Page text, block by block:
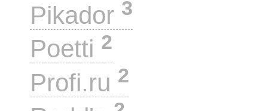
Pikador 3
Poetti 2
Profi.ru 2